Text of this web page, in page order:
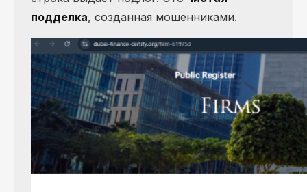
подделка, созданная мошенниками.